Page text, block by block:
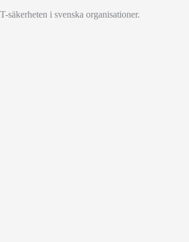
säkerheten i svenska organisationer.